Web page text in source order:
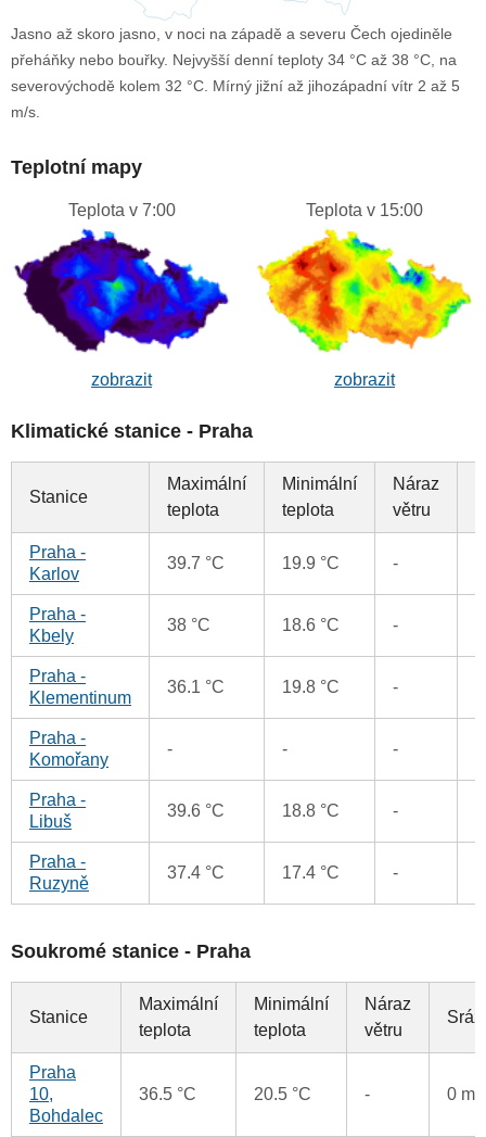
Jasno až skoro jasno, v noci na západě a severu Čech ojediněle
přeháňky nebo bouřky. Nejvyšší denní teploty 34 °C až 38 °C, na
severovýchodě kolem 32 °C. Mírný jižní až jihozápadní vítr 2 až 5
m/s.
Teplotní mapy
Teplota v 7:00
zobrazit
Teplota v 15:00
zobrazit
Klimatické stanice - Praha
Stanice
Maximální
teplota
Minimální
teplota
Náraz
větru
Praha -
Karlov
39.7 °C 19.9 °C -
Praha -
Kbely
38 °C 18.6 °C -
Praha -
Klementinum
36.1 °C 19.8 °C -
Praha -
Komořany
- - -
Praha -
Libuš
39.6 °C 18.8 °C -
Praha -
Ruzyně
37.4 °C 17.4 °C -
Soukromé stanice - Praha
Stanice
Maximální
teplota
Minimální
teplota
Náraz
větru
Praha
10,
Bohdalec
36.5 °C 20.5 °C - 0